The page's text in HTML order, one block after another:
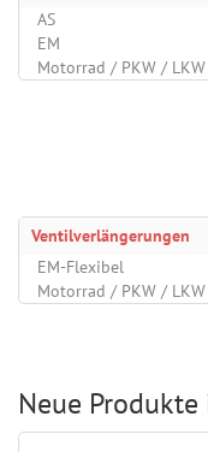
AS
EM
Motorrad / PKW / LKW
Ventilverlängerungen
EM-Flexibel
Motorrad / PKW / LKW
Neue